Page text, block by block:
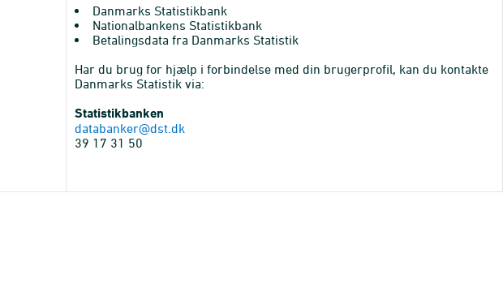
Danmarks Statistikbank
Nationalbankens Statistikbank
Betalingsdata fra Danmarks Statistik
Har du brug for hjælp i forbindelse med din brugerprofil, kan du kontakte
Danmarks Statistik via:
Statistikbanken
databanker@dst.dk
39 17 31 50